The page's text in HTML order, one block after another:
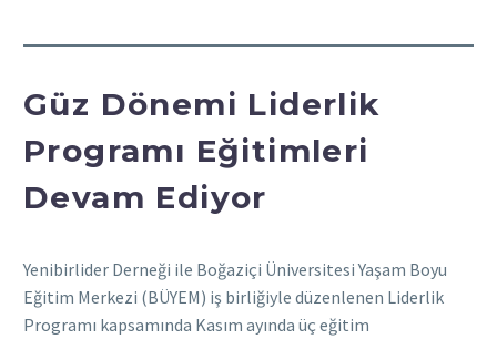
Güz Dönemi Liderlik
Programı Eğitimleri
Devam Ediyor
Yenibirlider Derneği ile Boğaziçi Üniversitesi Yaşam Boyu
Eğitim Merkezi (BÜYEM) iş birliğiyle düzenlenen Liderlik
Programı kapsamında Kasım ayında üç eğitim